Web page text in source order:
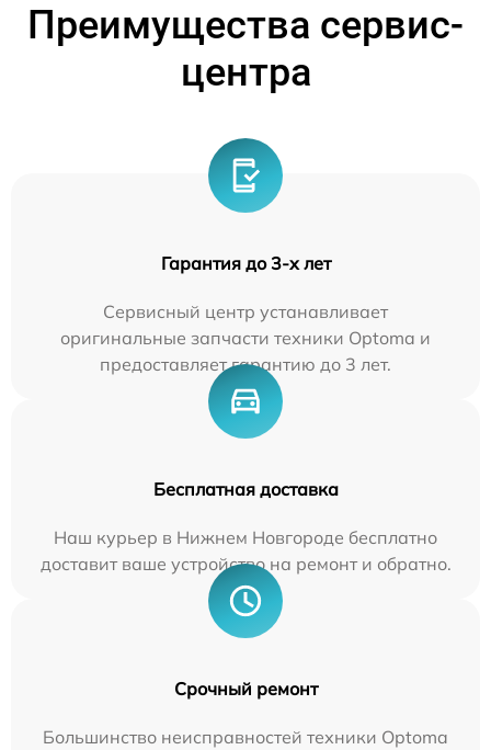
Преимущества сервис-
центра
Гарантия до 3-х лет
Сервисный центр устанавливает
оригинальные запчасти техники Optoma и
предоставляет гарантию до 3 лет.
Бесплатная доставка
Наш курьер в Нижнем Новгороде бесплатно
доставит ваше устройство на ремонт и обратно.
Срочный ремонт
Большинство неисправностей техники Optoma